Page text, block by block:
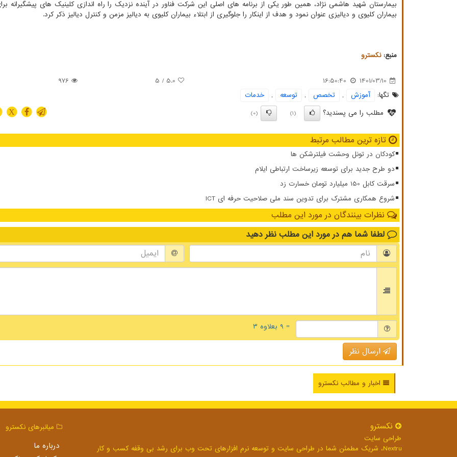
بیمارستان شهید هاشمی نژاد، همین طور یکی از برنامه های اصلی این شرکت فناور در آینده نزدیک را راه اندازی کلینیک های پیشگیرانه
بیماران کلیوی و دیالیزی عنوان نمود و هدف از اینکار را جلوگیری از ابتلاء بیماران کلیوی به دیالیز مزمن و کنترل دیالیز ذکر کرد.
منبع:نكسترو
1401/03/10
16:50:40
5.0
/ 5
976
تگها:
آموزش , تخصص , توسعه ,
خدمات
مطلب را می پسندید؟
(1)
(0)
X
تازه ترین مطالب مرتبط
کودکان در تونل وحشت فیلترشکن ها
دو طرح جدید برای توسعه زیرساخت ارتباطی ایلام
سرقت کابل 150 میلیارد تومان خسارت زد
شروع همکاری مشترک برای تدوین سند ملی صلاحیت حرفه ای ICT
نظرات بینندگان در مورد این مطلب
لطفا شما هم در مورد این مطلب نظر دهید
= ۹ بعلاوه ۳
ارسال نظر
اخبار و مطالب نکسترو
نكسترو
طراحی سایت
Nextru، شریک مطمئن شما در طراحی سایت و توسعه نرم افزارهای تحت وب برای رشد بی وقفه کسب و کار
میانبرهای نكسترو
درباره ما